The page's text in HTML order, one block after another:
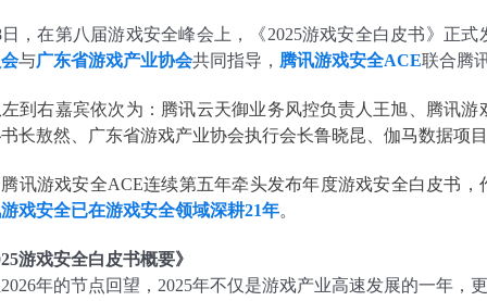
，在第八届游戏安全峰会上，《2025游戏安全白皮书》正式
与广东省游戏产业协会共同指导， 腾讯游戏安全ACE联合腾
到右嘉宾依次为：腾讯云天御业务风控负责人王旭、腾讯
长敖然、广东省游戏产业协会执行会长鲁晓昆、伽马数据项
讯游戏安全ACE连续第五年牵头发布年度游戏安全白皮书，
戏安全已在游戏安全领域深耕21年。
游戏安全白皮书概要》
年的节点回望，2025年不仅是游戏产业高速发展的一年，